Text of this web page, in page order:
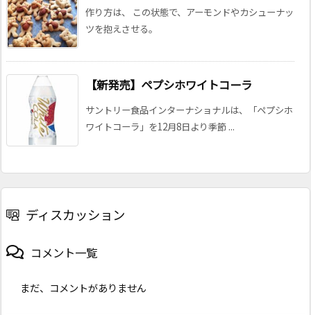
作り方は、 この状態で、アーモンドやカシューナッ
ツを抱えさせる。
【新発売】ペプシホワイトコーラ
サントリー食品インターナショナルは、「ペプシホ
ワイトコーラ」を12月8日より季節 ...
ディスカッション
コメント一覧
まだ、コメントがありません